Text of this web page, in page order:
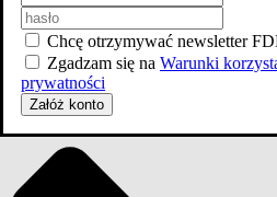
Odcinki
Chcę otrzymywać newsletter
Zgadzam się na Warunki
prywatności
Załóż konto